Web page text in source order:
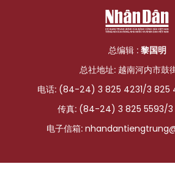
总编辑 : 黎国明
总社地址: 越南河内市鼓
电话: (84-24) 3 825 4231/3 825
传真: (84-24) 3 825 5593/
电子信箱: